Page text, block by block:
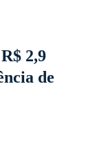
2,9
de